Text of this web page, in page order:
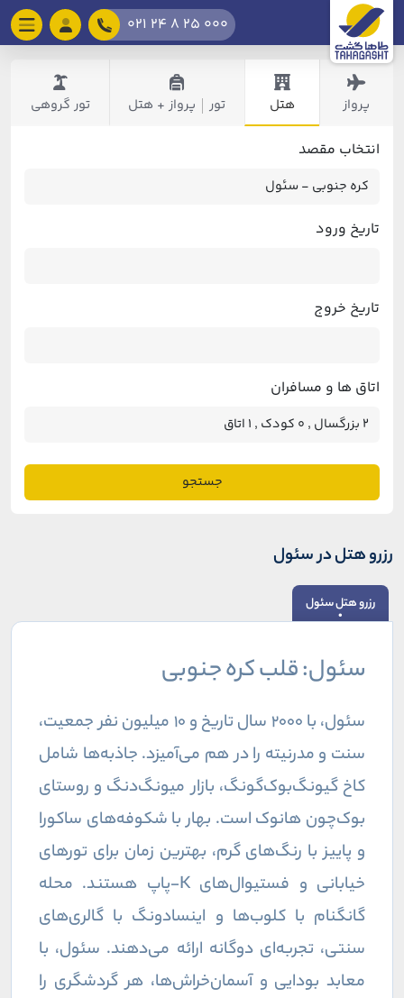
021 24 8 25 000
پرواز هتل تور پرواز + هتل تور گروهی
انتخاب مقصد
تاریخ ورود
تاریخ خروج
اتاق ها و مسافران
جستجو
رزرو هتل در سئول
رزرو هتل سئول
سئول: قلب کره جنوبی
سئول، با ۲۰۰۰ سال تاریخ و ۱۰ میلیون نفر جمعیت،
سنت و مدرنیته را در هم می‌آمیزد. جاذبه‌ها شامل
کاخ گیونگ‌بوک‌گونگ، بازار میونگ‌دنگ و روستای
بوک‌چون هانوک است. بهار با شکوفه‌های ساکورا
و پاییز با رنگ‌های گرم، بهترین زمان برای تورهای
خیابانی و فستیوال‌های K-پاپ هستند. محله
گانگنام با کلوب‌ها و اینسادونگ با گالری‌های
سنتی، تجربه‌ای دوگانه ارائه می‌دهند. سئول، با
معابد بودایی و آسمان‌خراش‌ها، هر گردشگری را